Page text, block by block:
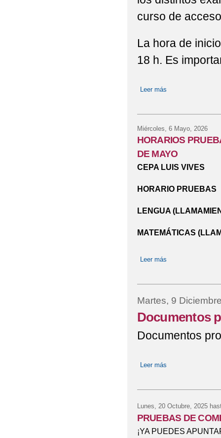
curso de
La hora de
18 h. Es
Leer más
Miércoles, 6 Mayo, 2026
HORARIOS
DE MAYO
CEPA LUIS VIVES
HORARIO PRUEBAS
LENGUA
MATEMÁTICAS
Leer más
Martes, 9
Documentos
Documentos
Leer más
Lunes, 20 Octubre, 2025
PRUEBAS DE
¡YA PUEDES